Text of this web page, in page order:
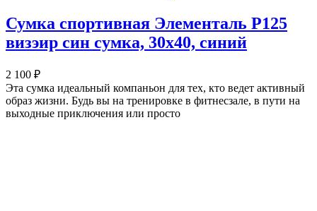
Сумка спортивная Элементаль Р125
визэир син сумка, 30х40, синий
2 100 ₽
Эта сумка идеальный компаньон для тех, кто ведет активный
образ жизни. Будь вы на тренировке в фитнесзале, в пути на
выходные приключения или просто